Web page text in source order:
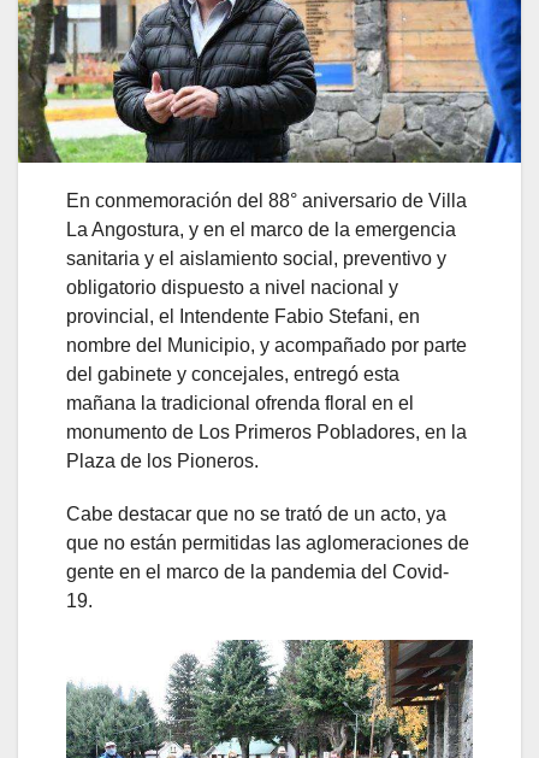
En conmemoración del 88° aniversario de Villa
La Angostura, y en el marco de la emergencia
sanitaria y el aislamiento social, preventivo y
obligatorio dispuesto a nivel nacional y
provincial, el Intendente Fabio Stefani, en
nombre del Municipio, y acompañado por parte
del gabinete y concejales, entregó esta
mañana la tradicional ofrenda floral en el
monumento de Los Primeros Pobladores, en la
Plaza de los Pioneros.
Cabe destacar que no se trató de un acto, ya
que no están permitidas las aglomeraciones de
gente en el marco de la pandemia del Covid-
19.